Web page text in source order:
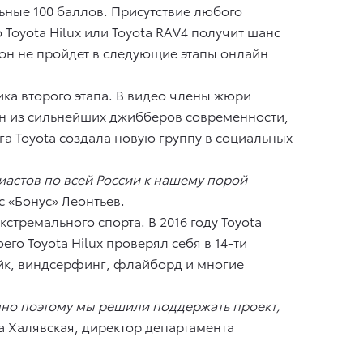
100 баллов. Присутствие любого
Hilux или Toyota RAV4 получит шанс
не пройдет в следующие этапы онлайн
второго этапа. В видео члены жюри
из сильнейших джибберов современности,
Toyota создала новую группу в социальных
по всей России к нашему порой
Леонтьев.
спорта. В 2016 году Toyota
Toyota Hilux проверял себя в 14-ти
виндсерфинг, флайборд и многие
поэтому мы решили поддержать проект,
директор департамента